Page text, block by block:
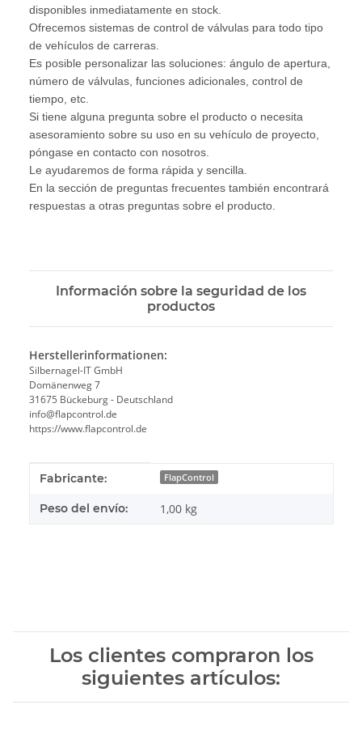
disponibles inmediatamente en stock.
Ofrecemos sistemas de control de válvulas para todo tipo
de vehículos de carreras.
Es posible personalizar las soluciones: ángulo de apertura,
número de válvulas, funciones adicionales, control de
tiempo, etc.
Si tiene alguna pregunta sobre el producto o necesita
asesoramiento sobre su uso en su vehículo de proyecto,
póngase en contacto con nosotros.
Le ayudaremos de forma rápida y sencilla.
En la sección de preguntas frecuentes también encontrará
respuestas a otras preguntas sobre el producto.
Información sobre la seguridad de los
productos
Herstellerinformationen:
Silbernagel-IT GmbH
Domänenweg 7
31675 Bückeburg - Deutschland
info@flapcontrol.de
https://www.flapcontrol.de
#productDetails.itemInformation#
#productDetails.itemValue#
Fabricante: FlapControl
Peso del envío: 1,00 kg
Los clientes compraron los
siguientes artículos: